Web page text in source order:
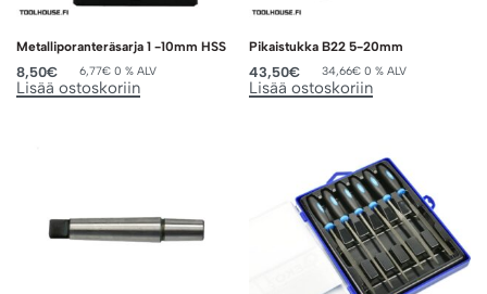
Metalliporanteräsarja 1 -10mm HSS
8,50€ 6,77€ 0 % ALV
Lisää ostoskoriin
Pikaistukka B22 5-20mm
43,50€ 34,66€ 0 % ALV
Lisää ostoskoriin